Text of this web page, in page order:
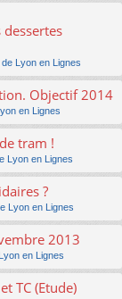
de Lyon en Lignes
Objectif 2014
en Lignes
tram !
Lyon en Lignes
?
Lyon en Lignes
2013
en Lignes
TC (Etude)